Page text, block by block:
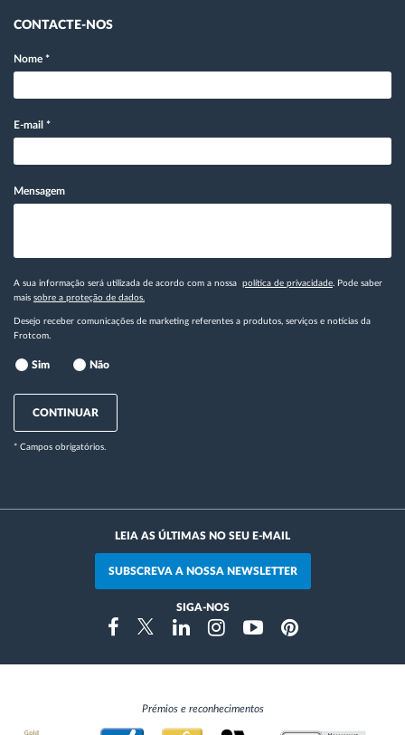
CONTACTE-NOS
Nome *
E-mail *
Mensagem
A sua informação será utilizada de acordo com a nossa política de privacidade . Pode saber
mais sobre a proteção de dados.
Desejo receber comunicações de marketing referentes a produtos, serviços e notícias da
Frotcom.
Sim Não
CONTINUAR
* Campos obrigatórios.
LEIA AS ÚLTIMAS NO SEU E-MAIL
SUBSCREVA A NOSSA NEWSLETTER
SIGA-NOS
FacebookTwitterLinkedinInstragramYoutubePinterest
Prémios e reconhecimentos